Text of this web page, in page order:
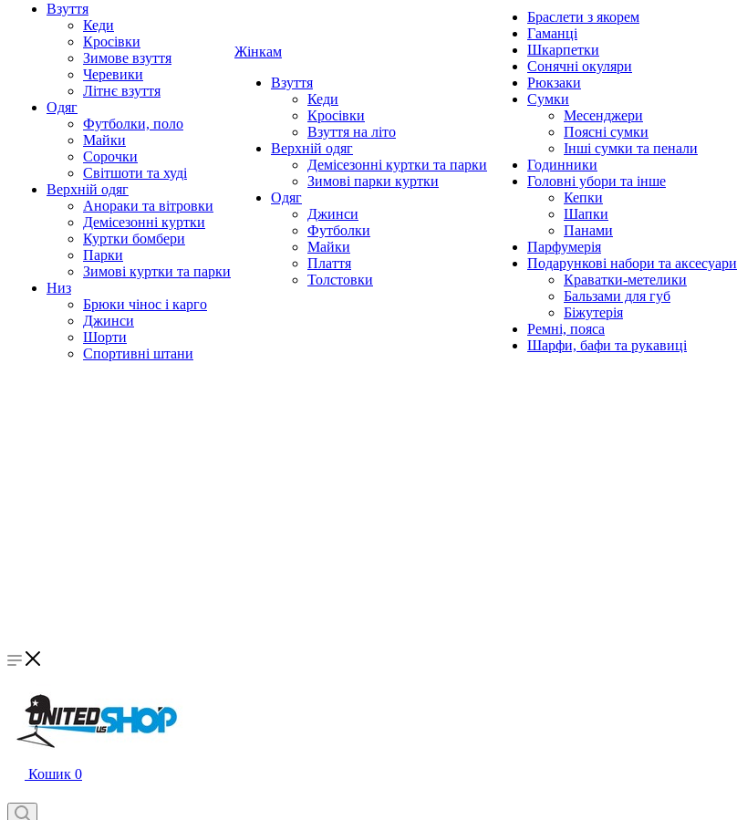
Взуття
Кеди
Кросівки
Зимове взуття
Черевики
Літнє взуття
Одяг
Футболки, поло
Майки
Сорочки
Світшоти та худі
Верхній одяг
Анораки та вітровки
Демісезонні куртки
Куртки бомбери
Парки
Зимові куртки та парки
Низ
Брюки чінос і карго
Джинси
Шорти
Спортивні штани
Жінкам
Взуття
Кеди
Кросівки
Взуття на літо
Верхній одяг
Демісезонні куртки та парки
Зимові парки куртки
Одяг
Джинси
Футболки
Майки
Плаття
Толстовки
Браслети з якорем
Гаманці
Шкарпетки
Сонячні окуляри
Рюкзаки
Сумки
Месенджери
Поясні сумки
Інші сумки та пенали
Годинники
Головні убори та інше
Кепки
Шапки
Панами
Парфумерія
Подарункові набори та аксесуари
Краватки-метелики
Бальзами для губ
Біжутерія
Ремні, пояса
Шарфи, бафи та рукавиці
Кошик 0